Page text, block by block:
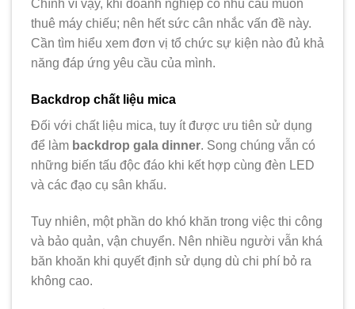
Chính vì vậy, khi doanh nghiệp có nhu cầu muốn
thuê máy chiếu; nên hết sức cân nhắc vấn đề này.
Cần tìm hiểu xem đơn vị tổ chức sự kiện nào đủ khả
năng đáp ứng yêu cầu của mình.
Backdrop chất liệu mica
Đối với chất liệu mica, tuy ít được ưu tiên sử dụng
để làm backdrop gala dinner. Song chúng vẫn có
những biến tấu độc đáo khi kết hợp cùng đèn LED
và các đạo cụ sân khấu.
Tuy nhiên, một phần do khó khăn trong việc thi công
và bảo quản, vận chuyển. Nên nhiều người vẫn khá
băn khoăn khi quyết định sử dụng dù chi phí bỏ ra
không cao.